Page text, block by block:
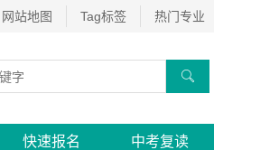
网站地图 Tag标签 热门专业

快速报名 中考复读